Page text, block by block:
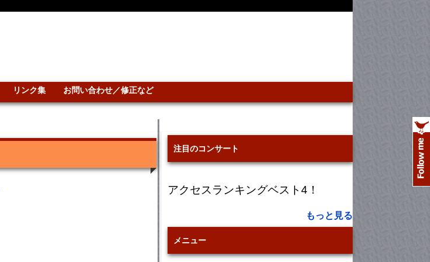
リンク集 お問い合わせ／修正など
注目のコンサート
アクセスランキングベスト4！
もっと見る
メニュー